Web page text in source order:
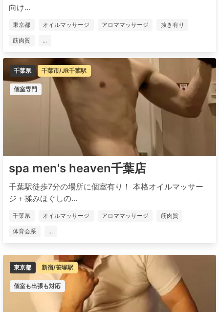
向け...
東京都 オイルマッサージ アロママッサージ 抜き有り
筋肉質 ...
千葉県 千葉市/JR千葉駅
個室専門
spa men's heaven千葉店
千葉駅徒歩7分の場所に個室有り！ 本格オイルマッサー
ジ＋揉みほぐしの...
千葉県 オイルマッサージ アロママッサージ 筋肉質
体育会系 ...
東京都 新宿/笹塚駅
個室も出張も対応